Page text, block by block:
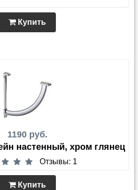
Купить
1190 руб.
настенный, хром глянец
Отзывы: 1
Купить